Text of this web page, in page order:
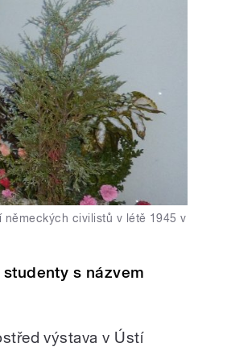
německých civilistů v létě 1945 v
s názvem
výstava v Ústí